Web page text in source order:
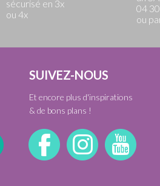
sécurisé en 3x
ou 4x
04
ou
SUIVEZ-NOUS
Et encore plus d'inspirations
& de bons plans !